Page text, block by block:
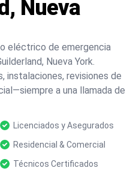
Nueva
eléctrico de emergencia
Nueva York.
instalaciones, revisiones de
a una llamada de
Licenciados y Asegurados
Residencial & Comercial
Técnicos Certificados